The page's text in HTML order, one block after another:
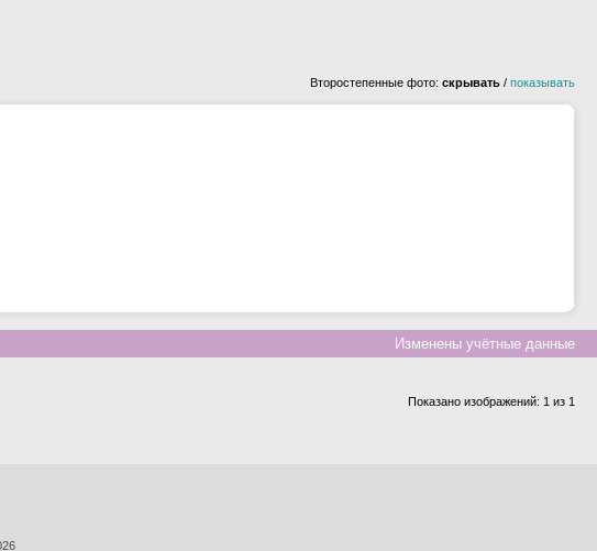
Второстепенные фото: скрывать / показывать
Изменены учётные данные
Показано изображений: 1 из 1